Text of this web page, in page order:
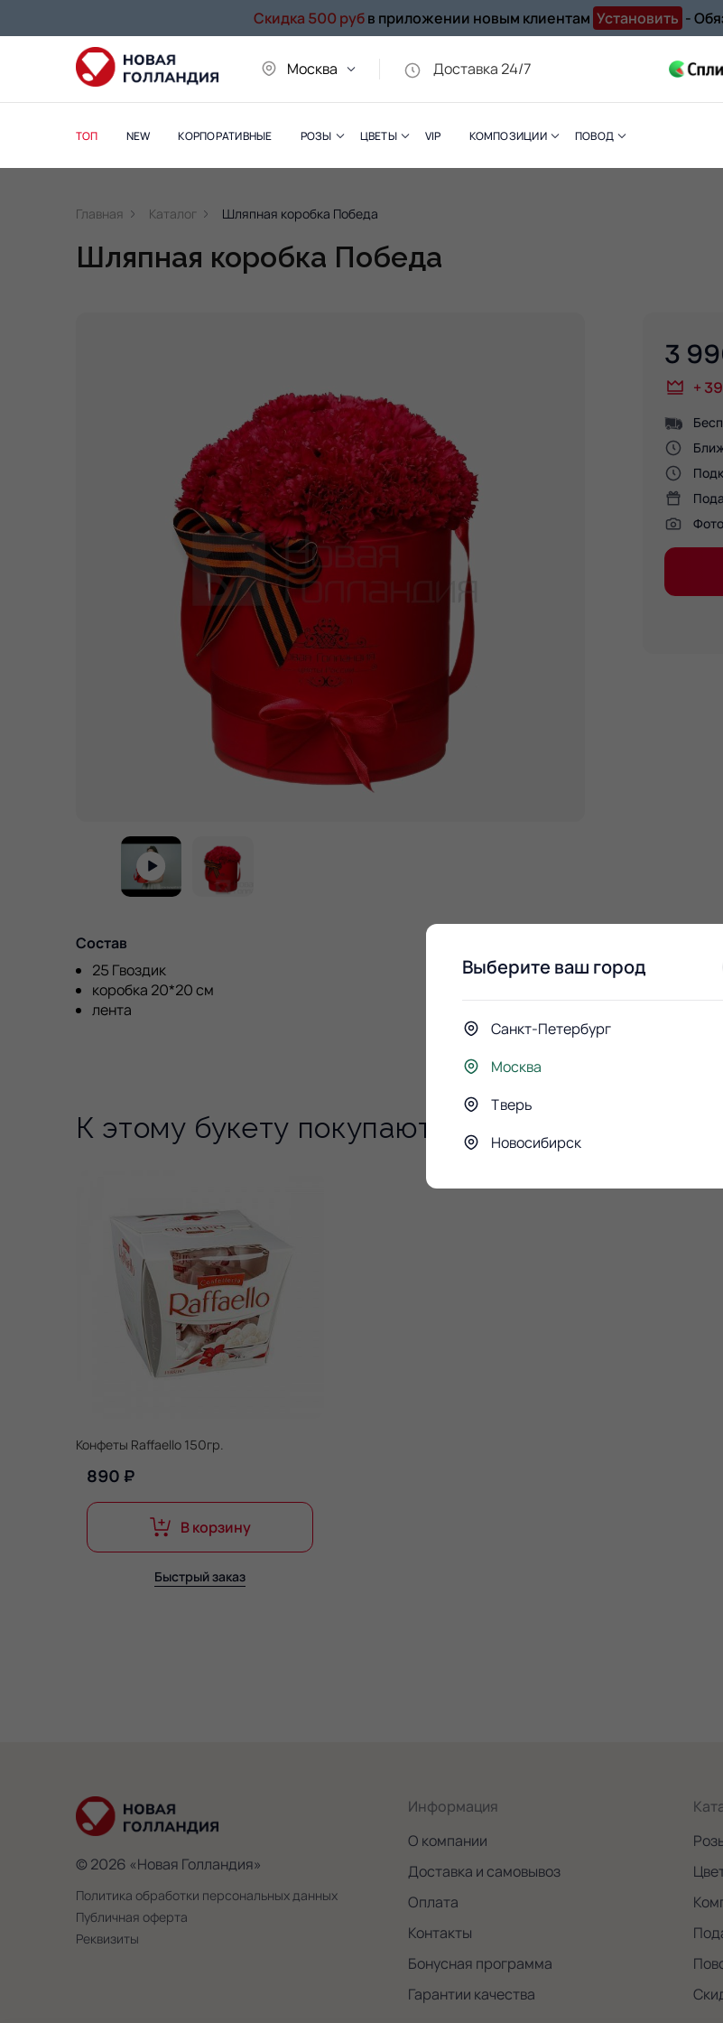
Скидка 500 рубв приложении новым клиентам Установить -
Москва Доставка 24/7
ТОП NEW КОРПОРАТИВНЫЕ РОЗЫ ЦВЕТЫ VIP КОМПОЗИЦИИ ПОВОД
Главная Каталог Шляпная коробка Победа
Шляпная коробка Победа
Состав
25 Гвоздик
коробка 20*20 см
лента
3
+
К этому букету покупают
Конфеты Raffaello 150гр.
890 ₽
В корзину
Быстрый заказ
© 2026 «Новая Голландия»
Политика обработки персональных данных
Публичная оферта
Реквизиты
Информация
О компании
Доставка и самовывоз
Оплата
Контакты
Бонусная программа
Гарантии качества
Выберите ваш город
Санкт-Петербург
Москва
Тверь
Новосибирск